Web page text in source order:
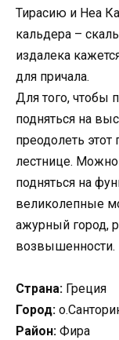
Тирасию и Неа
кальдера –
издалека
для причала.
Для того, чтобы
подняться на
преодолеть
лестнице.
подняться на
великолепные
ажурный город,
возвышенности.
Страна: Греция
Город:
Район: Фира